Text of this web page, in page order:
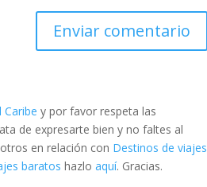
y por favor respeta las
de expresarte bien y no faltes al
en relación con Destinos de viajes
baratos hazloaquí. Gracias.